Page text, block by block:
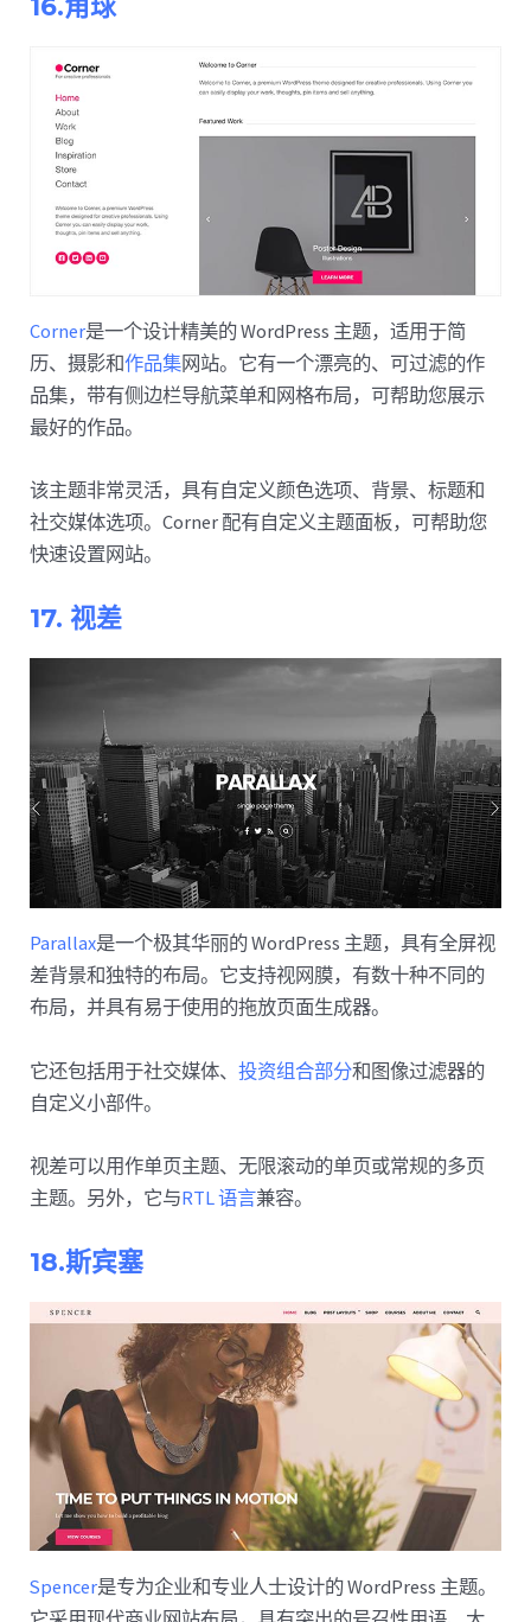
Corner是一个设计精美的 WordPress 主题，适用于简
历、摄影和作品集网站。它有一个漂亮的、可过滤的作
品集，带有侧边栏导航菜单和网格布局，可帮助您展示
最好的作品。
该主题非常灵活，具有自定义颜色选项、背景、标题和
社交媒体选项。Corner 配有自定义主题面板，可帮助您
快速设置网站。
17. 视差
Parallax是一个极其华丽的 WordPress 主题，具有全屏视
差背景和独特的布局。它支持视网膜，有数十种不同的
布局，并具有易于使用的拖放页面生成器。
它还包括用于社交媒体、投资组合部分和图像过滤器的
自定义小部件。
视差可以用作单页主题、无限滚动的单页或常规的多页
主题。另外，它与RTL 语言兼容。
18.斯宾塞
Spencer是专为企业和专业人士设计的 WordPress 主题。